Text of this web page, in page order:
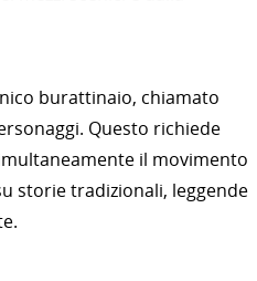
burattinaio, chiamato
Questo richiede
il movimento
storie tradizionali, leggende